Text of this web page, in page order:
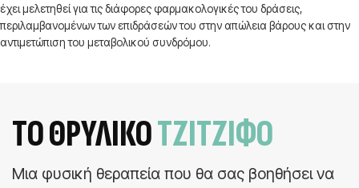
έχει μελετηθεί για τις διάφορες φαρμακολογικές του δράσεις,
περιλαμβανομένων των επιδράσεών του στην απώλεια βάρους και στην
αντιμετώπιση του μεταβολικού συνδρόμου.
ΤΟ ΘΡΥΛΙΚΌΤΖΊΤΖΙΦΟ
Μια φυσική θεραπεία που θα σας βοηθήσει να